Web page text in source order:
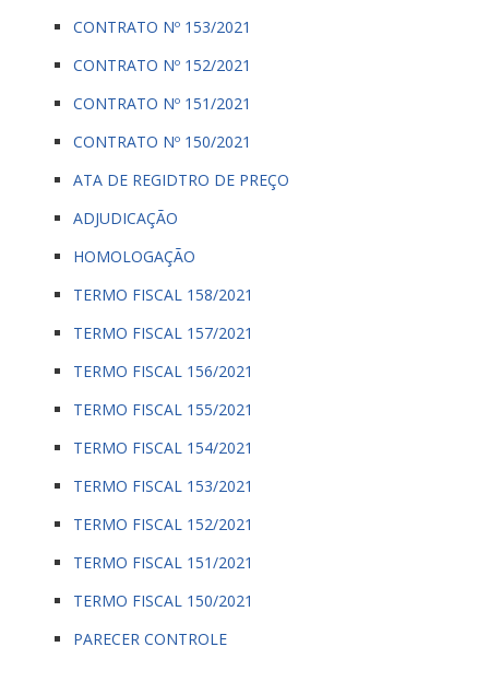
CONTRATO Nº 153/2021
CONTRATO Nº 152/2021
CONTRATO Nº 151/2021
CONTRATO Nº 150/2021
ATA DE REGIDTRO DE PREÇO
ADJUDICAÇÃO
HOMOLOGAÇÃO
TERMO FISCAL 158/2021
TERMO FISCAL 157/2021
TERMO FISCAL 156/2021
TERMO FISCAL 155/2021
TERMO FISCAL 154/2021
TERMO FISCAL 153/2021
TERMO FISCAL 152/2021
TERMO FISCAL 151/2021
TERMO FISCAL 150/2021
PARECER CONTROLE